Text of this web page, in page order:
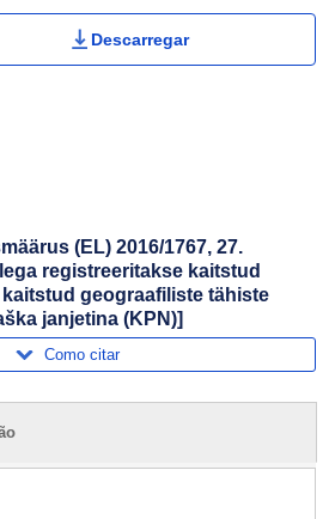
Descarregar
(EL) 2016/1767, 27.
registreeritakse kaitstud
geograafiliste tähiste
janjetina (KPN)]
Como citar